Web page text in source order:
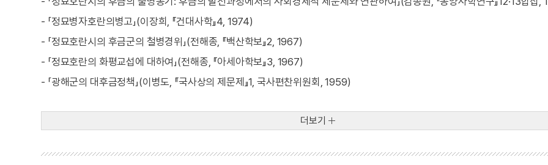
- 「정묘병자호란의병고」(이장희, 『건대사학』4, 1974)
- 「정묘호란시의 후금군의 철병경위」(전해종, 『백산학보』2, 1967)
- 「정묘호란의 화평교섭에 대하여」(전해종, 『아세아학보』3, 1967)
- 「광해군의 대후금정책」(이병도, 『국사상의 제문제』1, 국사편찬위원회, 1959)
더보기